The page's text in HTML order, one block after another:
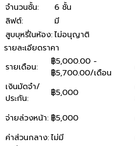
จำนวนชั้น:
6 ชั้น
ลิฟต์:
มี
สูบบุหรี่ในห้อง:ไม่อนุญาติ
รายละเอียดราคา
รายเดือน:
฿5,000.00 -
฿5,700.00/เดือน
เงินมัดจำ/
ประกัน: ฿5,000
จ่ายล่วงหน้า: ฿5,000
ค่าส่วนกลาง:ไม่มี